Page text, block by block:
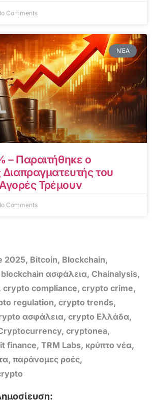
Comments
ΝΈΑ
– Παραιτήθηκε ο
του
Αγορές Τρέμουν
Comments
2025, Bitcoin, Blockchain,
blockchain ασφάλεια, Chainalysis,
crypto compliance, crypto crime,
regulation, crypto trends,
ασφάλεια, crypto Ελλάδα,
, cryptonea,
finance, TRM Labs, κρύπτο νέα,
, παράνομες ροές,